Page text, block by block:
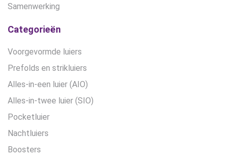
Samenwerking
Categorieën
Voorgevormde luiers
Prefolds en strikluiers
Alles-in-een luier (AIO)
Alles-in-twee luier (SIO)
Pocketluier
Nachtluiers
Boosters